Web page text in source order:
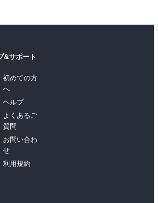
&サポート
初めての方
へ
ヘルプ
よくあるご
質問
お問い合わ
せ
利用規約